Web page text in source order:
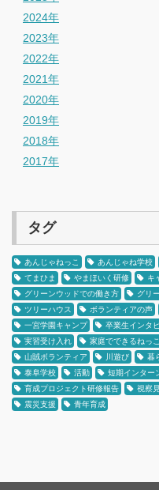
2024年
2023年
2022年
2021年
2020年
2019年
2018年
2017年
タグ
あんじゃねっこ あんじゃね学校
てまひま
やまほいく研修 キ
グリーンウッドでの働き方
グリ
ツリーハウス
ボランティアの声
一宮学園キャンプ
卒業生インタ
実習受け入れ
家庭でできるねっ
山賊ボランティア
川遊び 暮
泰阜学校
活動 短期インター
育成プロジェクト研修報告
視察
震災支援
青年育成